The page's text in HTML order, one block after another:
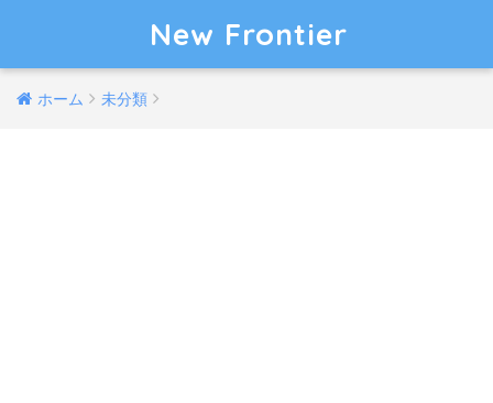
New Frontier
ホーム 未分類